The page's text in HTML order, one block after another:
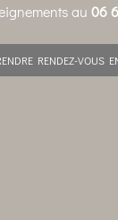
au 06
RENDEZ-VOUS